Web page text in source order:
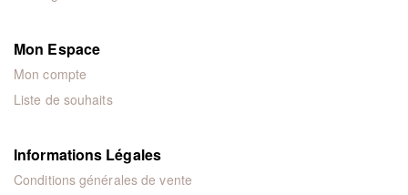
Mon Espace
Mon compte
Liste de souhaits
Informations Légales
Conditions générales de vente